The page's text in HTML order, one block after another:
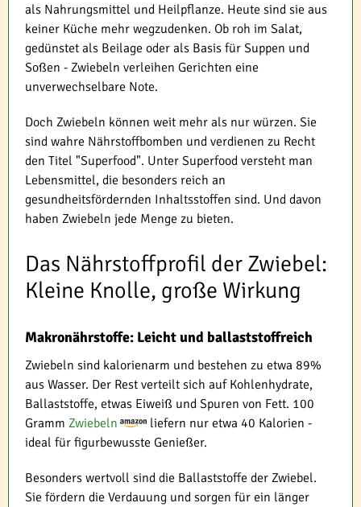
als Nahrungsmittel und Heilpflanze. Heute sind sie aus
keiner Küche mehr wegzudenken. Ob roh im Salat,
gedünstet als Beilage oder als Basis für Suppen und
Soßen - Zwiebeln verleihen Gerichten eine
unverwechselbare Note.
Doch Zwiebeln können weit mehr als nur würzen. Sie
sind wahre Nährstoffbomben und verdienen zu Recht
den Titel "Superfood". Unter Superfood versteht man
Lebensmittel, die besonders reich an
gesundheitsfördernden Inhaltsstoffen sind. Und davon
haben Zwiebeln jede Menge zu bieten.
Das Nährstoffprofil der Zwiebel:
Kleine Knolle, große Wirkung
Makronährstoffe: Leicht und ballaststoffreich
Zwiebeln sind kalorienarm und bestehen zu etwa 89%
aus Wasser. Der Rest verteilt sich auf Kohlenhydrate,
Ballaststoffe, etwas Eiweiß und Spuren von Fett. 100
Gramm Zwiebeln
liefern nur etwa 40 Kalorien -
ideal für figurbewusste Genießer.
Besonders wertvoll sind die Ballaststoffe der Zwiebel.
Sie fördern die Verdauung und sorgen für ein länger